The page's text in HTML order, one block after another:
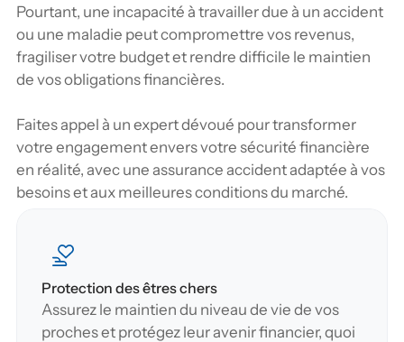
Pourtant, une incapacité à travailler due à un accident
ou une maladie peut compromettre vos revenus,
fragiliser votre budget et rendre difficile le maintien
de vos obligations financières.
Faites appel à un expert dévoué pour transformer
votre engagement envers votre sécurité financière
en réalité, avec une assurance accident adaptée à vos
besoins et aux meilleures conditions du marché.
Protection des êtres chers
Assurez le maintien du niveau de vie de vos
proches et protégez leur avenir financier, quoi